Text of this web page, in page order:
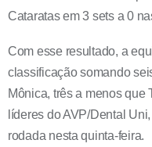
Cataratas em 3 sets a 0
Com esse resultado, a
classificação somando
Mônica, três a menos que
líderes do AVP/Dental
rodada nesta quinta-feira.